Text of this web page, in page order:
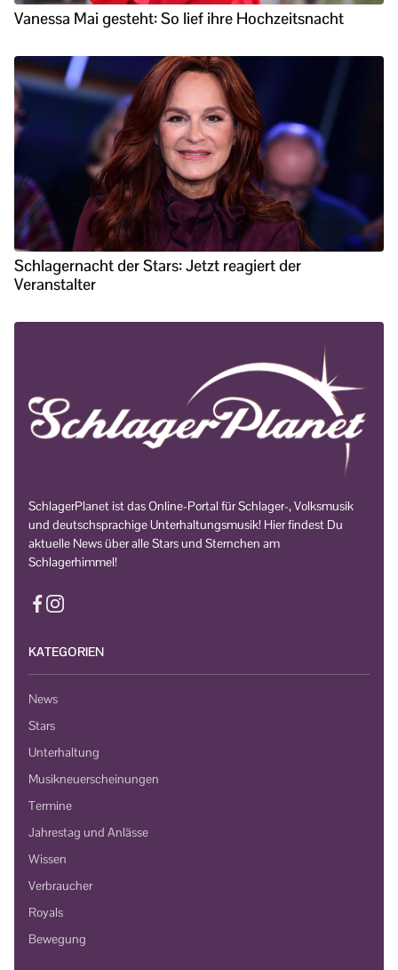
Vanessa Mai gesteht: So lief ihre Hochzeitsnacht
Schlagernacht der Stars: Jetzt reagiert der
Veranstalter
SchlagerPlanet ist das Online-Portal für Schlager-, Volksmusik
und deutschsprachige Unterhaltungsmusik! Hier findest Du
aktuelle News über alle Stars und Sternchen am
Schlagerhimmel!
KATEGORIEN
News
Stars
Unterhaltung
Musikneuerscheinungen
Termine
Jahrestag und Anlässe
Wissen
Verbraucher
Royals
Bewegung